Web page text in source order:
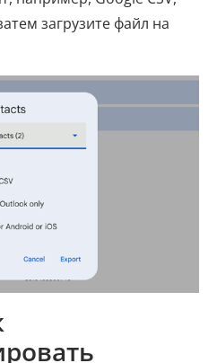
загрузите файл на